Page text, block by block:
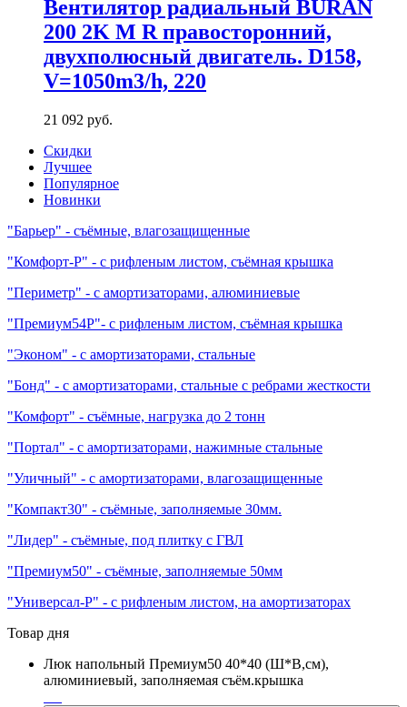
Вентилятор радиальный BURAN
200 2K M R правосторонний,
двухполюсный двигатель. D158,
V=1050m3/h, 220
21 092 руб.
Скидки
Лучшее
Популярное
Новинки
"Барьер" - съёмные, влагозащищенные
"Комфорт-Р" - с рифленым листом, съёмная крышка
"Периметр" - с амортизаторами, алюминиевые
"Премиум54Р"- с рифленым листом, съёмная крышка
"Эконом" - с амортизаторами, стальные
"Бонд" - с амортизаторами, стальные с ребрами жесткости
"Комфорт" - съёмные, нагрузка до 2 тонн
"Портал" - с амортизаторами, нажимные стальные
"Уличный" - с амортизаторами, влагозащищенные
"Компакт30" - съёмные, заполняемые 30мм.
"Лидер" - съёмные, под плитку с ГВЛ
"Премиум50" - съёмные, заполняемые 50мм
"Универсал-Р" - с рифленым листом, на амортизаторах
Товар дня
Люк напольный Премиум50 40*40 (Ш*В,см),
алюминиевый, заполняемая съём.крышка